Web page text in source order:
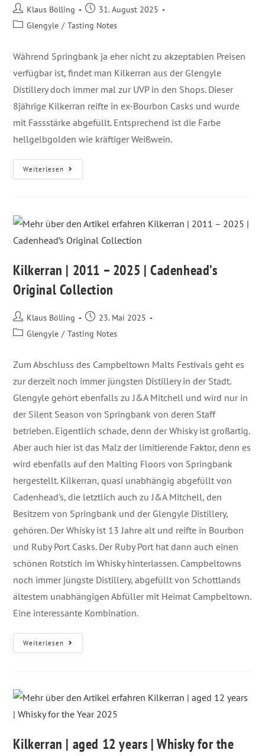
Klaus Bölling
31. August 2025
Glengyle / Tasting Notes
Während Springbank ja eher nicht zu akzeptablen Preisen
verfügbar ist, findet man Kilkerran aus der Glengyle
Distillery doch immer mal zur UVP in den Shops. Dieser
8jährige Kilkerran reifte in ex-Bourbon Casks und wurde
mit Fassstärke abgefüllt. Entsprechend ist die Farbe
hellgelbgolden wie kräftiger Weißwein.
Weiterlesen
Kilkerran | 2011 – 2025 | Cadenhead’s
Original Collection
Klaus Bölling
23. Mai 2025
Glengyle / Tasting Notes
Zum Abschluss des Campbeltown Malts Festivals geht es
zur derzeit noch immer jüngsten Distillery in der Stadt.
Glengyle gehört ebenfalls zu J&A Mitchell und wird nur in
der Silent Season von Springbank von deren Staff
betrieben. Eigentlich schade, denn der Whisky ist großartig.
Aber auch hier ist das Malz der limitierende Faktor, denn es
wird ebenfalls auf den Malting Floors von Springbank
hergestellt. Kilkerran, quasi unabhängig abgefüllt von
Cadenhead's, die letztlich auch zu J&A Mitchell, den
Besitzern von Springbank und der Glengyle Distillery,
gehören. Der Whisky ist 13 Jahre alt und reifte in Bourbon
und Ruby Port Casks. Der Ruby Port hat dann auch einen
schönen Rotstich im Whisky hinterlassen. Campbeltowns
noch immer jüngste Distillery, abgefüllt von Schottlands
ältestem unabhängigen Abfüller mit Heimat Campbeltown.
Eine interessante Kombination.
Weiterlesen
Kilkerran | aged 12 years | Whisky for the